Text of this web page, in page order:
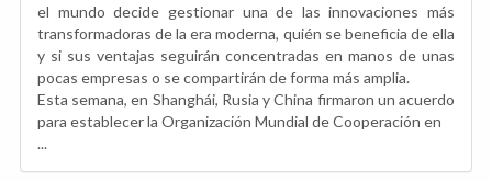
el mundo decide gestionar una de las innovaciones más
transformadoras de la era moderna, quién se beneficia de ella
y si sus ventajas seguirán concentradas en manos de unas
pocas empresas o se compartirán de forma más amplia.
Esta semana, en Shanghái, Rusia y China firmaron un acuerdo
para establecer la Organización Mundial de Cooperación en
...